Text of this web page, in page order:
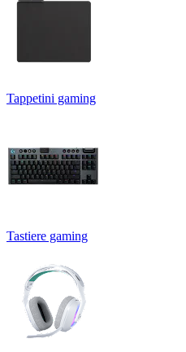
Tappetini gaming
Tastiere gaming